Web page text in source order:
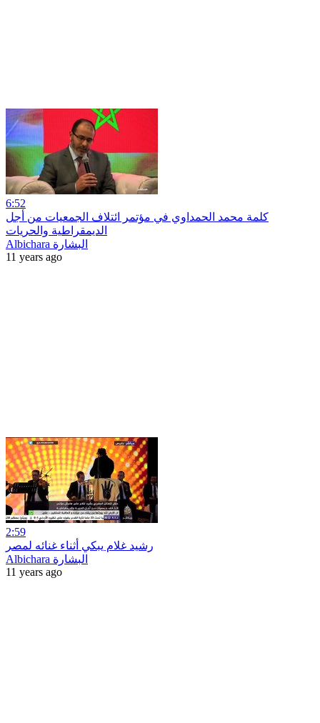
6:52
كلمة محمد الحمداوي في مؤتمر ائتلاف الجمعيات من أجل
الديمقراطية والحريات
Albichara البشارة
11 years ago
2:59
رشيد غلام يبكي أثناء غنائه لمصر
Albichara البشارة
11 years ago